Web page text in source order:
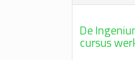
De
cursus